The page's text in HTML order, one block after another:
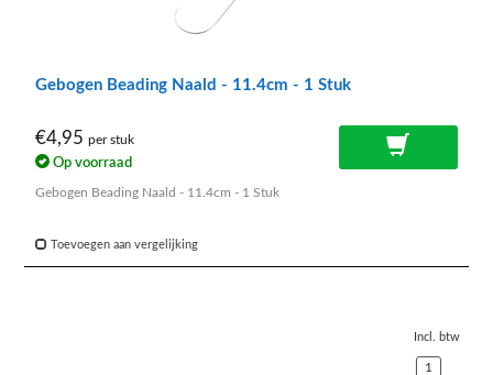
Gebogen Beading Naald - 11.4cm - 1 Stuk
€4,95 per stuk
Op voorraad
Gebogen Beading Naald - 11.4cm - 1 Stuk
Toevoegen aan vergelijking
Incl. btw
1